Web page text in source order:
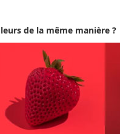
de la même manière ?